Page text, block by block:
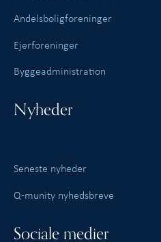
Andelsboligforeninger
Ejerforeninger
Byggeadministration
Nyheder
Seneste nyheder
Q-munity nyhedsbreve
Sociale medier